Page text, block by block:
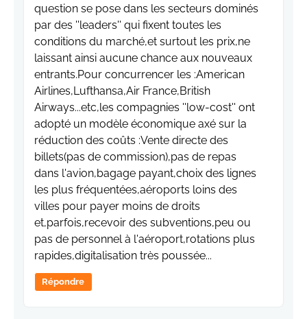
question se pose dans les secteurs dominés
par des ''leaders'' qui fixent toutes les
conditions du marché,et surtout les prix,ne
laissant ainsi aucune chance aux nouveaux
entrants.Pour concurrencer les :American
Airlines,Lufthansa,Air France,British
Airways...etc,les compagnies ''low-cost'' ont
adopté un modèle économique axé sur la
réduction des coûts :Vente directe des
billets(pas de commission),pas de repas
dans l'avion,bagage payant,choix des lignes
les plus fréquentées,aéroports loins des
villes pour payer moins de droits
et,parfois,recevoir des subventions,peu ou
pas de personnel à l'aéroport,rotations plus
rapides,digitalisation très poussée...
Répondre